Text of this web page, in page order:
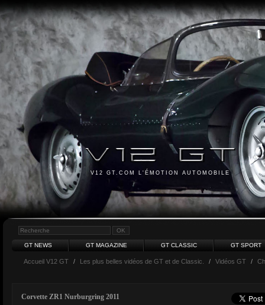
V12 GT.COM L'ÉMOTION AUTOMOBILE
GT NEWS GT MAGAZINE GT CLASSIC GT SPORT
Accueil V12 GT / Les plus belles vidéos de GT et de Classic. / Vidéos GT /
Corvette ZR1 Nurburgring 2011